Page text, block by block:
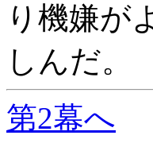
り機嫌が
しんだ。
第2幕へ